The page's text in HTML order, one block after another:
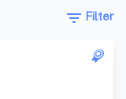
filter_list Filter